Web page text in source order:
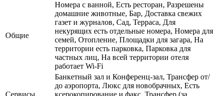
Общие
Номера с ванной, Есть ресторан, Разрешены
домашние животные, Бар, Доставка свежих
газет и журналов, Сад, Терраса, Для
некурящих есть отдельные номера, Номера для
семей, Отопление, Площадки для загара, На
территории есть парковка, Парковка для
частных лиц, На всей территории отеля
работает Wi-Fi
Банкетный зал и Конференц-зал, Трансфер от/
до аэропорта, Люкс для новобрачных, Есть